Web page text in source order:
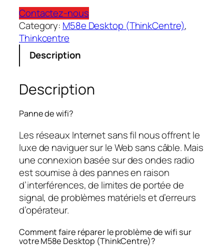
Contactez-nous
Category: M58e Desktop (ThinkCentre)
Thinkcentre
Description
Description
Panne de wifi?
Les réseaux Internet sans fil nous offrent le
luxe de naviguer sur le Web sans câble. Mais
une connexion basée sur des ondes radio
est soumise à des pannes en raison
d’interférences, de limites de portée de
signal, de problèmes matériels et d’erreurs
d’opérateur.
Comment faire réparer le problème de wifi sur
votre M58e Desktop (ThinkCentre)?